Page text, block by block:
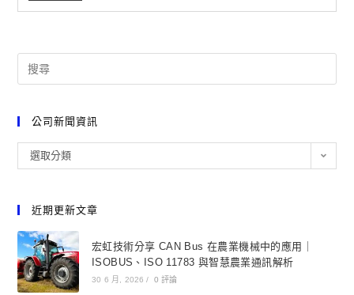
公司新聞資訊
選取分類
近期更新文章
宏虹技術分享 CAN Bus 在農業機械中的應用｜
ISOBUS、ISO 11783 與智慧農業通訊解析
30 6 月, 2026 / 0 評論